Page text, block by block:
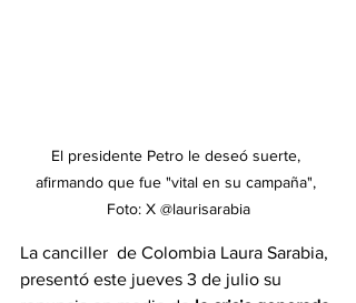
El presidente Petro le deseó suerte,
afirmando que fue "vital en su campaña",
Foto: X @laurisarabia
La canciller  de Colombia Laura Sarabia,
presentó este jueves 3 de julio su